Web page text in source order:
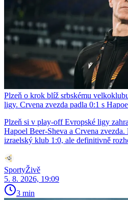
Plzeň o krok blíž srbskému
ligy. Crvena zvezda padla 0:1 s
Plzeň si v play-off Evropské ligy
Hapoel Beer-Sheva a Crvena zvezda.
izraelský klub 1:0, ale definitivně
SportyŽivě
5. 8. 2026, 19:09
3 min